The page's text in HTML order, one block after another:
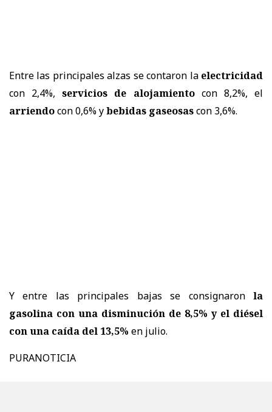
Entre las principales alzas se contaron la electricidad
con 2,4%,servicios de alojamientocon 8,2%, el
arriendocon 0,6% ybebidas gaseosascon 3,6%.
Y entre las principales bajas se consignaron la
gasolina con una disminución de 8,5% y el diésel
con una caída del 13,5% en julio.
PURANOTICIA